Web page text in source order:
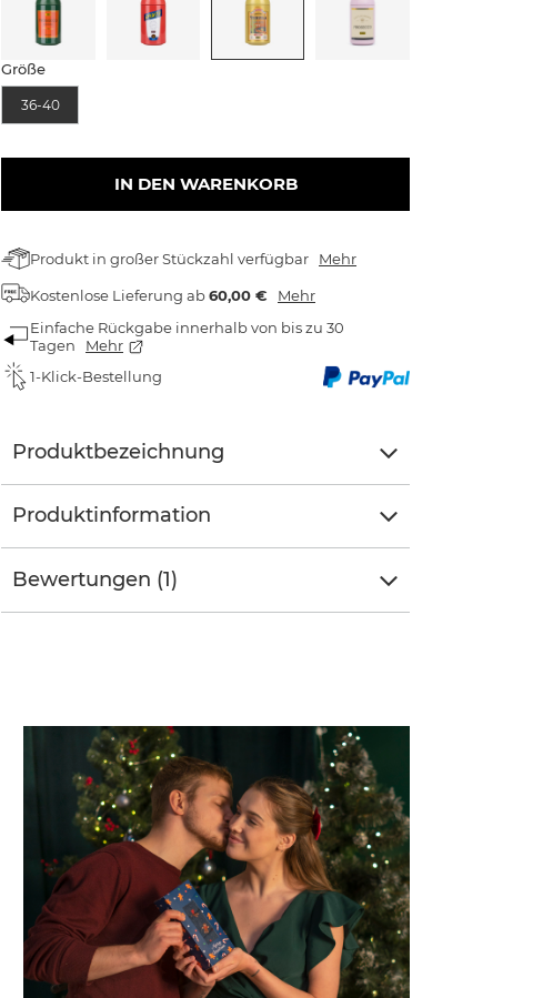
Größe
36-40
IN DEN WARENKORB
Produkt in großer Stückzahl verfügbar Mehr
Kostenlose Lieferung ab60,00 €
Mehr
Einfache Rückgabe innerhalb von bis zu 30
Tagen
Mehr
1-Klick-Bestellung
Produktbezeichnung
Produktinformation
Bewertungen (1)